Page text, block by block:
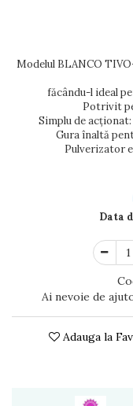
Modelul BLANCO
făcându-l ideal
Potrivit
Simplu de
Gura înaltă
Pulverizator
Data
Ai nevoie de
Adauga la